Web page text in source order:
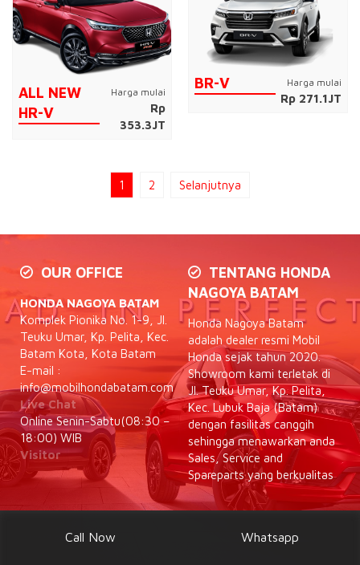
ALL NEW
HR-V
Harga mulai
Rp
353.3JT
BR-V Harga mulai
Rp 271.1JT
1 2 Selanjutnya
OUR OFFICE
HONDA NAGOYA BATAM
Komplek Pionika No. 1-9, Jl.
Teuku Umar, Kp. Pelita, Kec.
Batam Kota, Kota Batam
E-mail :
info@mobilhondabatam.com
Live Chat
Online Senin-Sabtu(08:30 –
18:00) WIB
Visitor
TENTANG HONDA
NAGOYA BATAM
Honda Nagoya Batam
adalah dealer resmi Mobil
Honda sejak tahun 2020.
Showroom kami terletak di
Jl. Teuku Umar, Kp. Pelita,
Kec. Lubuk Baja (Batam)
dengan fasilitas canggih
sehingga menawarkan anda
Sales, Service and
Spareparts yang berkualitas
Call Now Whatsapp